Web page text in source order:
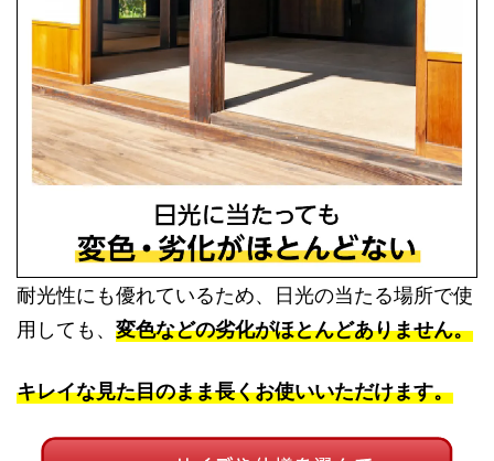
耐光性にも優れているため、日光の当たる場所で使
用しても、 変色などの劣化がほとんどありません。
キレイな見た目のまま長くお使いいただけます。